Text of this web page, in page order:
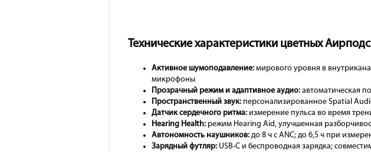
Технические характеристики цветных
Активное шумоподавление: мирового уровня в
микрофоны
Прозрачный режим и адаптивное аудио: автоматическая
Пространственный звук: персонализированное Spatial
Датчик сердечного ритма: измерение пульса во время
Hearing Health: режим Hearing Aid, улучшенная
Автономность наушников: до 8 ч с ANC; до 6,5 ч при
Зарядный футляр: USB-C и беспроводная зарядка;